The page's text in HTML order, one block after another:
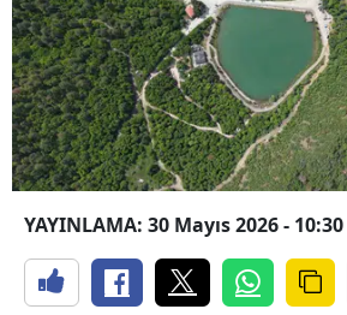
YAYINLAMA: 30 Mayıs 2026 - 10:30